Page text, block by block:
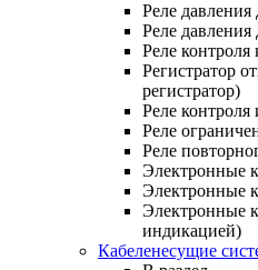
Реле
Реле
Реле
Регистратор
регистратор)
Реле
Реле
Реле
Электронные
Электронные
Электронные
индикацией)
Кабеленесущие